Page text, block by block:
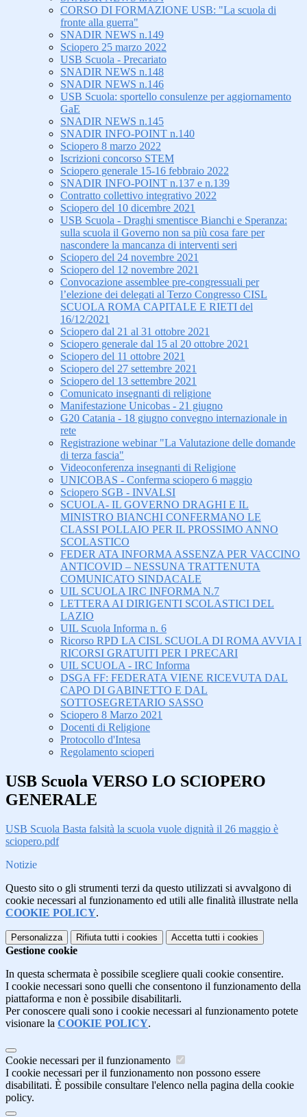
CORSO DI FORMAZIONE USB: "La scuola di
fronte alla guerra"
SNADIR NEWS n.149
Sciopero 25 marzo 2022
USB Scuola - Precariato
SNADIR NEWS n.148
SNADIR NEWS n.146
USB Scuola: sportello consulenze per aggiornamento
GaE
SNADIR NEWS n.145
SNADIR INFO-POINT n.140
Sciopero 8 marzo 2022
Iscrizioni concorso STEM
Sciopero generale 15-16 febbraio 2022
SNADIR INFO-POINT n.137 e n.139
Contratto collettivo integrativo 2022
Sciopero del 10 dicembre 2021
USB Scuola - Draghi smentisce Bianchi e Speranza:
sulla scuola il Governo non sa più cosa fare per
nascondere la mancanza di interventi seri
Sciopero del 24 novembre 2021
Sciopero del 12 novembre 2021
Convocazione assemblee pre-congressuali per
l’elezione dei delegati al Terzo Congresso CISL
SCUOLA ROMA CAPITALE E RIETI del
16/12/2021
Sciopero dal 21 al 31 ottobre 2021
Sciopero generale dal 15 al 20 ottobre 2021
Sciopero del 11 ottobre 2021
Sciopero del 27 settembre 2021
Sciopero del 13 settembre 2021
Comunicato insegnanti di religione
Manifestazione Unicobas - 21 giugno
G20 Catania - 18 giugno convegno internazionale in
rete
Registrazione webinar "La Valutazione delle domande
di terza fascia"
Videoconferenza insegnanti di Religione
UNICOBAS - Conferma sciopero 6 maggio
Sciopero SGB - INVALSI
SCUOLA- IL GOVERNO DRAGHI E IL
MINISTRO BIANCHI CONFERMANO LE
CLASSI POLLAIO PER IL PROSSIMO ANNO
SCOLASTICO
FEDER ATA INFORMA ASSENZA PER VACCINO
ANTICOVID – NESSUNA TRATTENUTA
COMUNICATO SINDACALE
UIL SCUOLA IRC INFORMA N.7
LETTERA AI DIRIGENTI SCOLASTICI DEL
LAZIO
UIL Scuola Informa n. 6
Ricorso RPD LA CISL SCUOLA DI ROMA AVVIA I
RICORSI GRATUITI PER I PRECARI
UIL SCUOLA - IRC Informa
DSGA FF: FEDERATA VIENE RICEVUTA DAL
CAPO DI GABINETTO E DAL
SOTTOSEGRETARIO SASSO
Sciopero 8 Marzo 2021
Docenti di Religione
Protocollo d'Intesa
Regolamento scioperi
USB Scuola VERSO LO SCIOPERO
GENERALE
USB Scuola Basta falsità la scuola vuole dignità il 26 maggio è
sciopero.pdf
Notizie
Questo sito o gli strumenti terzi da questo utilizzati si avvalgono di
cookie necessari al funzionamento ed utili alle finalità illustrate nella
COOKIE POLICY.
Personalizza Rifiuta tutti i cookies Accetta tutti i cookies
Gestione cookie
In questa schermata è possibile scegliere quali cookie consentire.
I cookie necessari sono quelli che consentono il funzionamento della
piattaforma e non è possibile disabilitarli.
Per conoscere quali sono i cookie necessari al funzionamento potete
visionare la COOKIE POLICY.
Cookie necessari per il funzionamento
I cookie necessari per il funzionamento non possono essere
disabilitati. È possibile consultare l'elenco nella pagina della cookie
policy.